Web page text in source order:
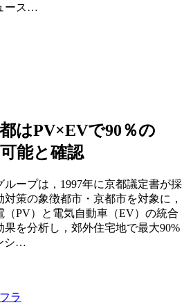
ース…
はPV×EVで90％の
能と確認
ループは，1997年に京都議定書が採
策の象徴都市・京都市を対象に，
（PV）と電気自動車（EV）の統合
果を分析し，郊外住宅地で最大90%
シ…
ラ